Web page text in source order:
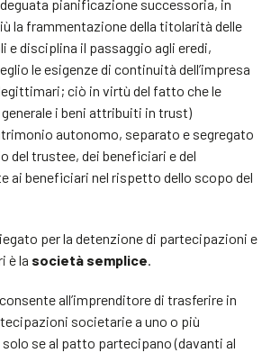
pianificazione successoria, in
la frammentazione della titolarità delle
e disciplina il passaggio agli eredi,
le esigenze di continuità dell’impresa
ciò in virtù del fatto che le
i beni attribuiti in trust)
autonomo, separato e segregato
del trustee, dei beneficiari e del
ai beneficiari nel rispetto dello scopo del
per la detenzione di partecipazioni e
è la società semplice.
consente all’imprenditore di trasferire in
societarie a uno o più
se al patto partecipano (davanti al